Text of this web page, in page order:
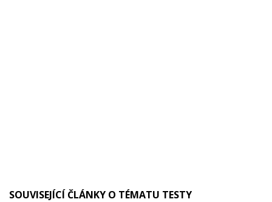
SOUVISEJÍCÍ ČLÁNKY O TÉMATU TESTY